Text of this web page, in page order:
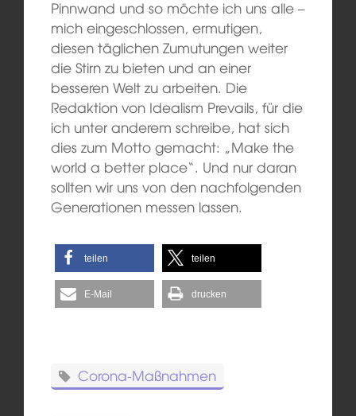
Pinnwand und so möchte ich uns alle –
mich eingeschlossen, ermutigen,
diesen täglichen Zumutungen weiter
die Stirn zu bieten und an einer
besseren Welt zu arbeiten. Die
Redaktion von Idealism Prevails, für die
ich unter anderem schreibe, hat sich
dies zum Motto gemacht: „Make the
world a better place“. Und nur daran
sollten wir uns von den nachfolgenden
Generationen messen lassen.
teilen teilen
E-Mail drucken
Corona-Maßnahmen